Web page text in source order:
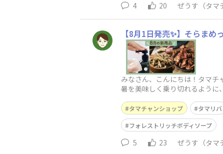
4 20 ぜうす（タマ
【8月1日発売✨】そらま
みなさん、こんにちは！タマ
暑を美味しく乗り切れるように
タマチャンショップ タマリバ
フォレストリッチボディソープ
5 23 ぜうす（タマ